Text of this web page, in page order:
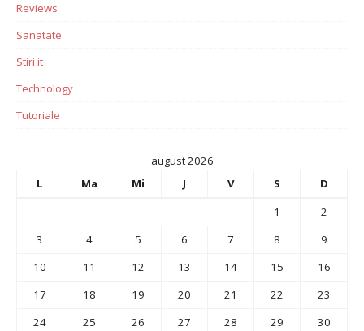
Reviews
Sanatate
Stiri it
Technology
Tutoriale
august 2026
L
Ma Mi J V S
D
1
2
3
4 5 6 7 8
9
10
11 12 13 14 15
16
17
18 19 20 21 22
23
24
25 26 27 28 29
30